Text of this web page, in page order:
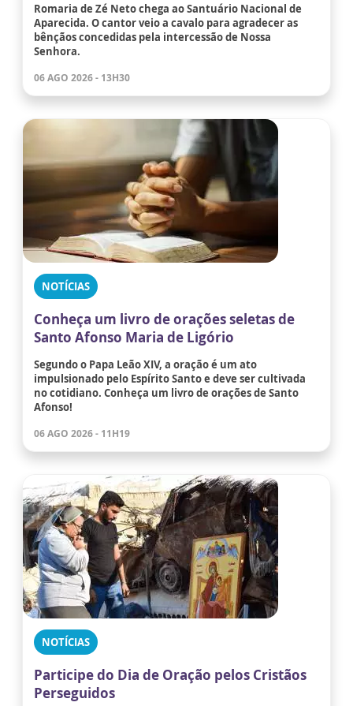
Romaria de Zé Neto chega ao Santuário Nacional de
Aparecida. O cantor veio a cavalo para agradecer as
bênçãos concedidas pela intercessão de Nossa
Senhora.
06 AGO 2026 - 13H30
NOTÍCIAS
Conheça um livro de orações seletas de
Santo Afonso Maria de Ligório
Segundo o Papa Leão XIV, a oração é um ato
impulsionado pelo Espírito Santo e deve ser cultivada
no cotidiano. Conheça um livro de orações de Santo
Afonso!
06 AGO 2026 - 11H19
NOTÍCIAS
Participe do Dia de Oração pelos Cristãos
Perseguidos